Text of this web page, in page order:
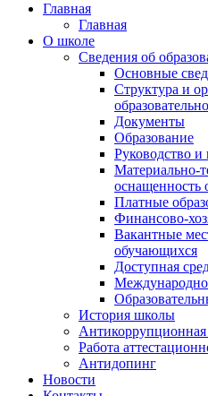
Главная
Главная
О школе
Сведения об
Основные
Структура и
Документы
Образование
Руководство и
Материально-
оснащенность
Платные
Финансово-
Вакантные
обучающихся
Доступная
История школы
Работа
Антидопинг
Новости